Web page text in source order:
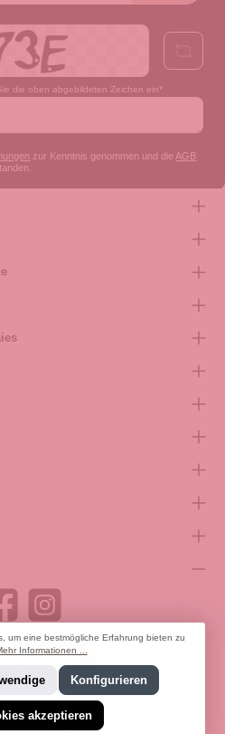
die oben abgebildeten Zeichen ein*
zur Kenntnis genommen und die AGB
widerrufen
zzgl. Versandkosten
um eine bestmögliche Erfahrung bieten zu
Informationen ...
Konfigurieren
akzeptieren